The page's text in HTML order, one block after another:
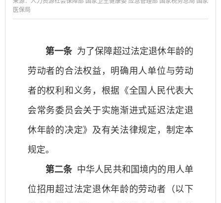
医保局
第一条 为了保障超过法定退休年龄的
劳动者的合法权益，明确用人单位与劳动
者的权利和义务，根据《全国人民代表大
会常务委员会关于实施渐进式延迟法定退
休年龄的决定》及有关法律规定，制定本
规定。
第二条 中华人民共和国境内的用人单
位招用超过法定退休年龄的劳动者（以下